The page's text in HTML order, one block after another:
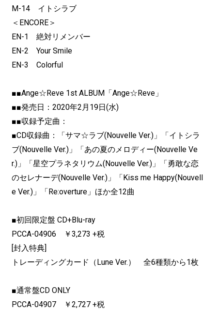
M-14 イトシラブ
＜ENCORE＞
EN-1 絶対リメンバー
EN-2 Your Smile
EN-3 Colorful
■■Ange☆Reve 1st ALBUM「Ange☆Reve」
■■発売日：2020年2月19日(水)
■■収録予定曲：
■CD収録曲：「サマ☆ラブ(Nouvelle Ver.)」「イトシラ
ブ(Nouvelle Ver.)」「あの夏のメロディー(Nouvelle Ve
r.)」「星空プラネタリウム(Nouvelle Ver.)」「勇敢な恋
のセレナーデ(Nouvelle Ver.)」「Kiss me Happy(Nouvell
e Ver.)」「Re:overture」ほか全12曲
■初回限定盤 CD+Blu-ray
PCCA-04906 ￥3,273 +税
[封入特典]
トレーディングカード（Lune Ver.） 全6種類から1枚
■通常盤CD ONLY
PCCA-04907 ￥2,727 +税